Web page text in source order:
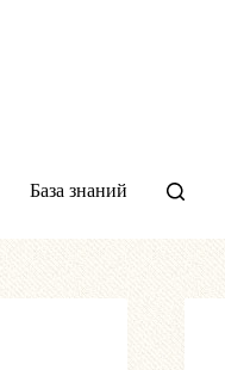
База знаний